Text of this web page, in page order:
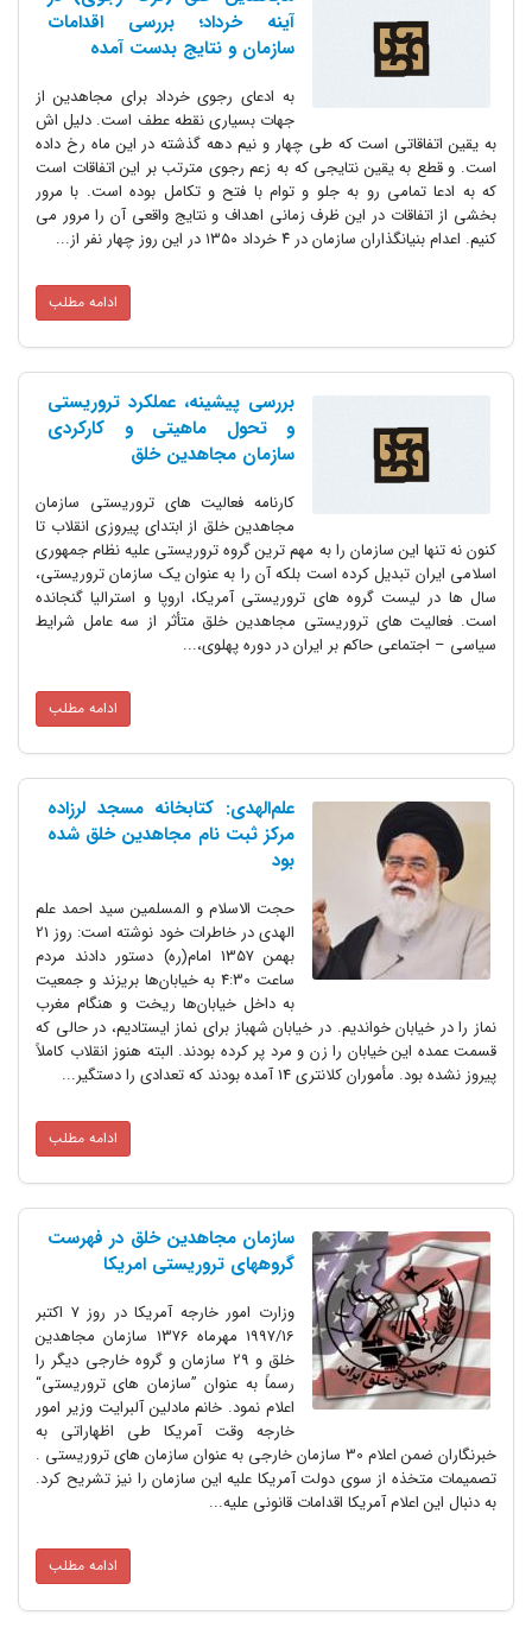
آینه خرداد؛ بررسی اقدامات
سازمان و نتایج بدست آمده
به ادعای رجوی خرداد برای مجاهدین از
جهات بسیاری نقطه عطف است. دلیل اش
به یقین اتفاقاتی است که طی چهار و نیم دهه گذشته در این ماه رخ داده
است. و قطع به یقین نتایجی که به زعم رجوی مترتب بر این اتفاقات است
که به ادعا تمامی رو به جلو و توام با فتح و تکامل بوده است. با مرور
بخشی از اتفاقات در این ظرف زمانی اهداف و نتایج واقعی آن را مرور می
کنیم. اعدام بنیانگذاران سازمان در ۴ خرداد ۱۳۵۰ در این روز چهار نفر از...
ادامه مطلب
بررسی پیشینه، عملکرد تروریستی
و تحول ماهیتی و کارکردی
سازمان مجاهدین خلق
کارنامه فعالیت های تروریستی سازمان
مجاهدین خلق از ابتدای پیروزی انقلاب تا
کنون نه تنها این سازمان را به مهم ترین گروه تروریستی علیه نظام جمهوری
اسلامی ایران تبدیل کرده است بلکه آن را به عنوان یک سازمان تروریستی،
سال ها در لیست گروه های تروریستی آمریکا، اروپا و استرالیا گنجانده
است. فعالیت های تروریستی مجاهدین خلق متأثر از سه عامل شرایط
سیاسی – اجتماعی حاکم بر ایران در دوره پهلوی،...
ادامه مطلب
علم‌الهدی: کتابخانه‌ مسجد لرزاده
مرکز ثبت نام مجاهدین خلق شده
بود
حجت الاسلام و المسلمین سید احمد علم
الهدی در خاطرات خود نوشته است: روز 21
بهمن 1357 امام(ره) دستور دادند مردم
ساعت 4:30 به خیابان‌ها بریزند و جمعیت
به داخل خیابان‌ها ریخت و هنگام مغرب
نماز را در خیابان خواندیم. در خیابان شهباز برای نماز ایستادیم، در حالی که
قسمت عمده‌ این خیابان را زن و مرد پر کرده بودند. البته هنوز انقلاب کاملاً‌
پیروز نشده بود. مأموران کلانتری 14 آمده بودند که تعدادی را دستگیر...
ادامه مطلب
سازمان مجاهدین خلق در فهرست
گروههای تروریستی امریکا
وزارت امور خارجه آمریکا در روز 7 اکتبر
1997/16 مهرماه 1376 سازمان مجاهدین
خلق و 29 سازمان و گروه خارجی دیگر را
رسماً به عنوان ”سازمان های تروریستی“
اعلام نمود. خانم مادلین آلبرایت وزیر امور
خارجه وقت آمریکا طی اظهاراتی به
خبرنگاران ضمن اعلام 30 سازمان خارجی به عنوان سازمان های تروریستی .
تصمیمات متخذه از سوی دولت آمریکا علیه این سازمان را نیز تشریح کرد.
به دنبال این اعلام آمریکا اقدامات قانونی علیه...
ادامه مطلب